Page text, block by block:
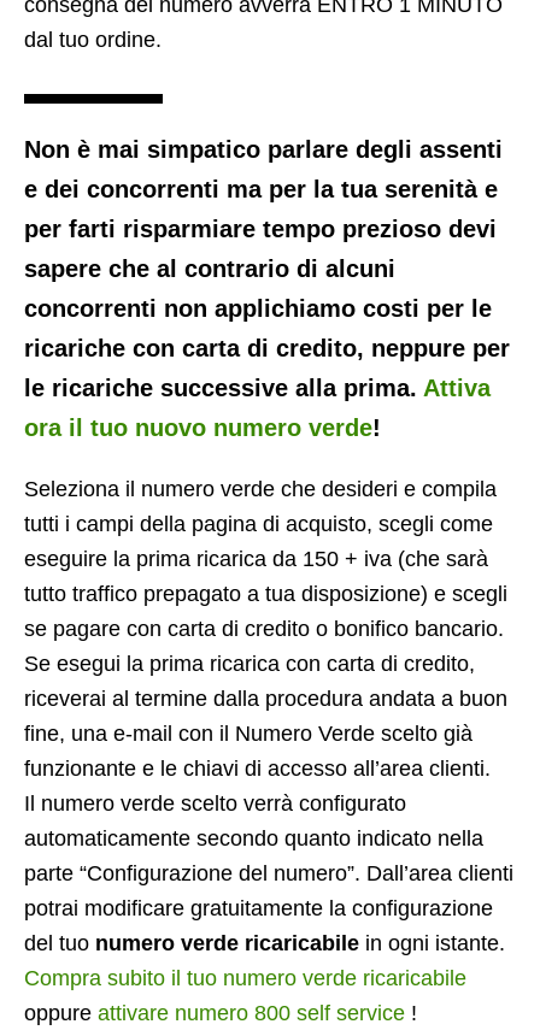
consegna del numero avverrà ENTRO 1 MINUTO
dal tuo ordine.
Non è mai simpatico parlare degli assenti
e dei concorrenti ma per la tua serenità e
per farti risparmiare tempo prezioso devi
sapere che al contrario di alcuni
concorrenti non applichiamo costi per le
ricariche con carta di credito, neppure per
le ricariche successive alla prima. Attiva
ora il tuo nuovo numero verde!
Seleziona il numero verde che desideri e compila
tutti i campi della pagina di acquisto, scegli come
eseguire la prima ricarica da 150 + iva (che sarà
tutto traffico prepagato a tua disposizione) e scegli
se pagare con carta di credito o bonifico bancario.
Se esegui la prima ricarica con carta di credito,
riceverai al termine dalla procedura andata a buon
fine, una e-mail con il Numero Verde scelto già
funzionante e le chiavi di accesso all’area clienti.
Il numero verde scelto verrà configurato
automaticamente secondo quanto indicato nella
parte “Configurazione del numero”. Dall’area clienti
potrai modificare gratuitamente la configurazione
del tuo numero verde ricaricabile in ogni istante.
Compra subito il tuo numero verde ricaricabile
oppure attivare numero 800 self service !